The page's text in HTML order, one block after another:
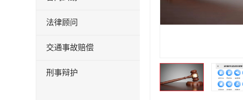
法律顾问
交通事故赔偿
刑事辩护